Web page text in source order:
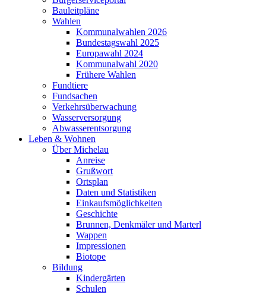
Bauleitpläne
Wahlen
Kommunalwahlen 2026
Bundestagswahl 2025
Europawahl 2024
Kommunalwahl 2020
Frühere Wahlen
Fundtiere
Fundsachen
Verkehrsüberwachung
Wasserversorgung
Abwasserentsorgung
Leben & Wohnen
Über Michelau
Anreise
Grußwort
Ortsplan
Daten und Statistiken
Einkaufsmöglichkeiten
Geschichte
Brunnen, Denkmäler und Marterl
Wappen
Impressionen
Biotope
Bildung
Kindergärten
Schulen